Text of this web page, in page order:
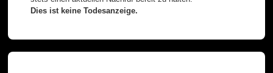
Dies ist keine Todesanzeige.